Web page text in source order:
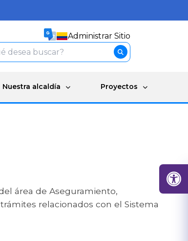
Administrar Sitio
Nuestra alcaldía Proyectos
área de Aseguramiento,
relacionados con el Sistema